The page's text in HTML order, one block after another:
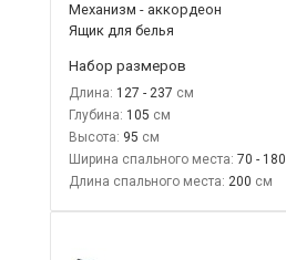
Механизм - аккордеон
Ящик для белья
Набор размеров
Длина: 127 - 237
Глубина: 105
Высота: 95
Ширина спального места: 70 - 180
Длина спального места: 200